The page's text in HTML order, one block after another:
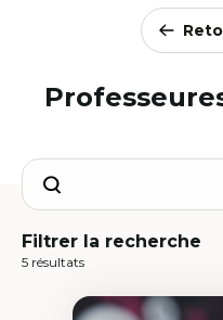
Search
Filtrer la recherche
5 résultats